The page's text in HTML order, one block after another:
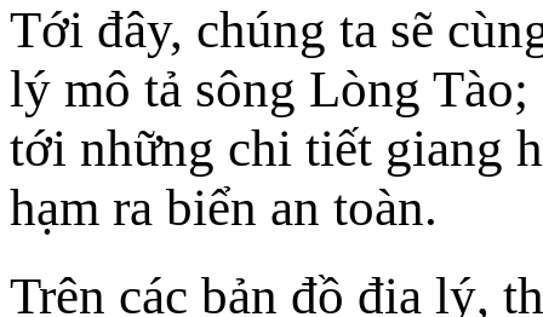
Tới đây, chúng ta sẽ
lý mô tả sông Lòng Tào;
tới những chi tiết giang
hạm ra biển an toàn.
Trên các bản đồ địa lý,